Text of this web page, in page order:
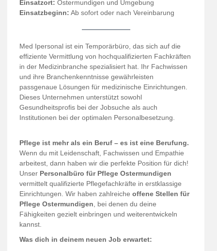
Einsatzort: Ostermundigen und Umgebung
Einsatzbeginn: Ab sofort oder nach Vereinbarung
Med Ipersonal ist ein Temporärbüro, das sich auf die
effiziente Vermittlung von hochqualifizierten Fachkräften
in der Medizinbranche spezialisiert hat. Ihr Fachwissen
und ihre Branchenkenntnisse gewährleisten
passgenaue Lösungen für medizinische Einrichtungen.
Dieses Unternehmen unterstützt sowohl
Gesundheitsprofis bei der Jobsuche als auch
Institutionen bei der optimalen Personalbesetzung.
Pflege ist mehr als ein Beruf – es ist eine Berufung.
Wenn du mit Leidenschaft, Fachwissen und Empathie
arbeitest, dann haben wir die perfekte Position für dich!
Unser Personalbüro für Pflege Ostermundigen
vermittelt qualifizierte Pflegefachkräfte in erstklassige
Einrichtungen. Wir haben zahlreiche offene Stellen für
Pflege Ostermundigen , bei denen du deine
Fähigkeiten gezielt einbringen und weiterentwickeln
kannst.
Was dich in deinem neuen Job erwartet: